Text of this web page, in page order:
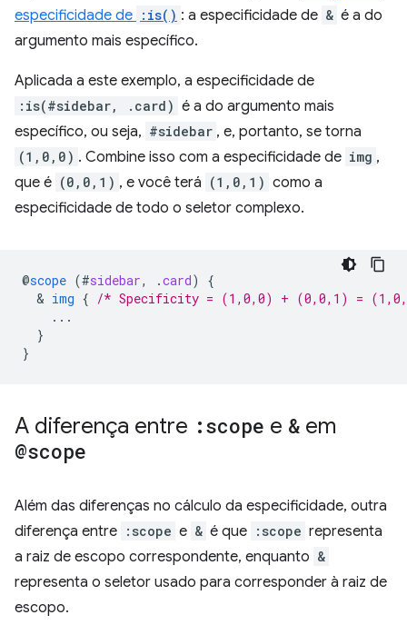
especificidade de :is() : a especificidade de & é a do
argumento mais específico.
Aplicada a este exemplo, a especificidade de
:is(#sidebar, .card) é a do argumento mais
específico, ou seja, #sidebar , e, portanto, se torna
(1,0,0) . Combine isso com a especificidade de img ,
que é (0,0,1) , e você terá (1,0,1) como a
especificidade de todo o seletor complexo.
@scope (#sidebar, .card)
{
  &
img { /* Specificity = (1,0,0) + (0,0,1) =
...
}
}
A diferença entre :scope e & em
@scope
Além das diferenças no cálculo da especificidade, outra
diferença entre :scope e & é que :scope representa
a raiz de escopo correspondente, enquanto &
representa o seletor usado para corresponder à raiz de
escopo.